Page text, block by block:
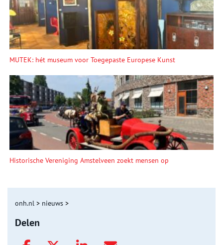
MUTEK: hét museum voor Toegepaste Europese Kunst
Historische Vereniging Amstelveen zoekt mensen op
onh.nl > nieuws >
Delen